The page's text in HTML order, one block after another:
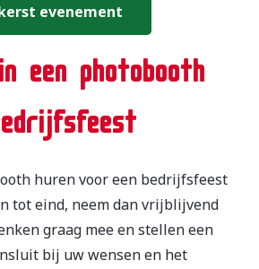
evenement
een photobooth
huren voor een bedrijfsfeest
tot eind, neem dan vrijblijvend
graag mee en stellen een
bij uw wensen en het